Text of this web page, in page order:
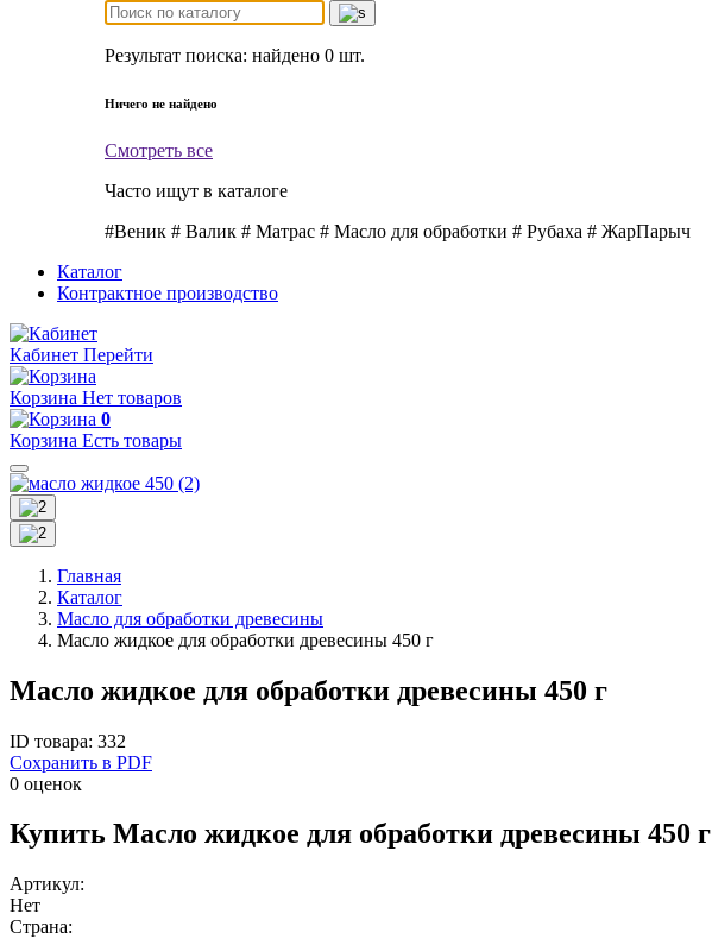
Результат поиска: найдено 0 шт.
Ничего не найдено
Смотреть все
Часто ищут в каталоге
#Веник # Валик # Матрас # Масло для обработки # Рубаха # ЖарПарыч
Каталог
Контрактное производство
Кабинет Перейти
Корзина Нет товаров
0
Корзина Есть товары
Главная
Каталог
Масло для обработки древесины
Масло жидкое для обработки древесины 450 г
Масло жидкое для обработки древесины 450 г
ID товара: 332
Сохранить в PDF
0 оценок
Купить Масло жидкое для обработки древесины 450 г
Артикул:
Нет
Страна: